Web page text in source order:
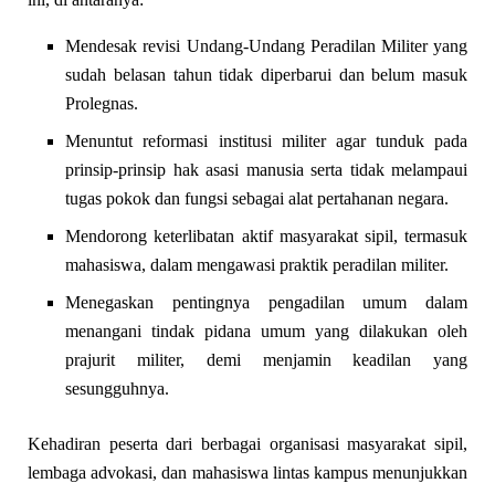
Mendesak revisi Undang-Undang Peradilan Militer yang
sudah belasan tahun tidak diperbarui dan belum masuk
Prolegnas.
Menuntut reformasi institusi militer agar tunduk pada
prinsip-prinsip hak asasi manusia serta tidak melampaui
tugas pokok dan fungsi sebagai alat pertahanan negara.
Mendorong keterlibatan aktif masyarakat sipil, termasuk
mahasiswa, dalam mengawasi praktik peradilan militer.
Menegaskan pentingnya pengadilan umum dalam
menangani tindak pidana umum yang dilakukan oleh
prajurit militer, demi menjamin keadilan yang
sesungguhnya.
Kehadiran peserta dari berbagai organisasi masyarakat sipil,
lembaga advokasi, dan mahasiswa lintas kampus menunjukkan